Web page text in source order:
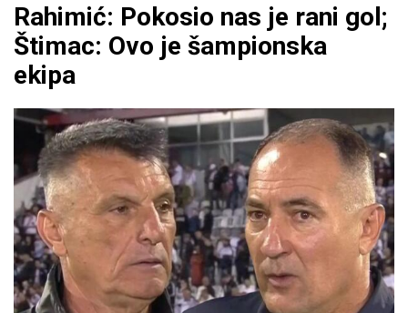
Rahimić: Pokosio nas je rani gol;
Štimac: Ovo je šampionska
ekipa